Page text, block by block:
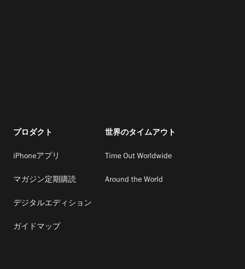
プロダクト
iPhoneアプリ
マガジン定期購読
デジタルエディション
ガイドマップ
世界のタイムアウト
Time Out Worldwide
Around the World